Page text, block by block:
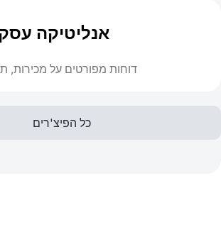
אנליטיקה
דוחות מפורטים על מכירות,
כל הפיצ'רים